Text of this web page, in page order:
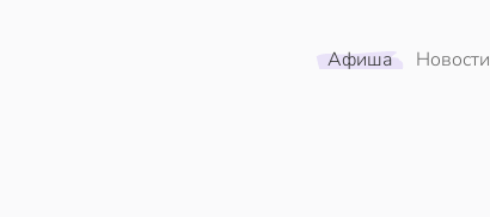
Афиша Новости